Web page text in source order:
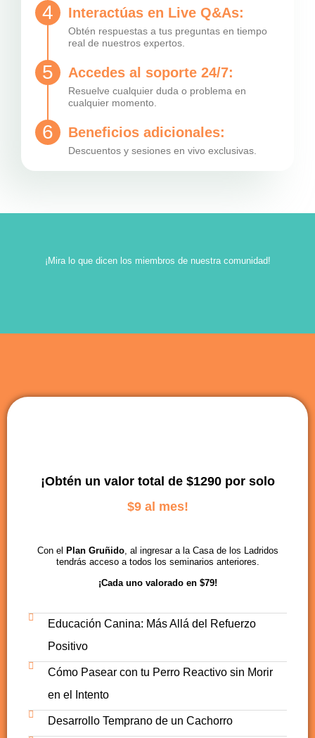
4 Interactúas en Live Q&As:
Obtén respuestas a tus preguntas en tiempo
real de nuestros expertos.
5 Accedes al soporte 24/7:
Resuelve cualquier duda o problema en
cualquier momento.
6 Beneficios adicionales:
Descuentos y sesiones en vivo exclusivas.
¡Mira lo que dicen los miembros de nuestra comunidad!
¡Obtén un valor total de $1290 por solo
$9 al mes!
Con el Plan Gruñido, al ingresar a la Casa de los Ladridos
tendrás acceso a todos los seminarios anteriores.
¡Cada uno valorado en $79!
Educación Canina: Más Allá del Refuerzo
Positivo
Cómo Pasear con tu Perro Reactivo sin Morir
en el Intento
Desarrollo Temprano de un Cachorro